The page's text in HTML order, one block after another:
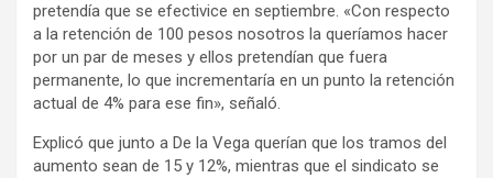
pretendía que se efectivice en septiembre. «Con respecto
a la retención de 100 pesos nosotros la queríamos hacer
por un par de meses y ellos pretendían que fuera
permanente, lo que incrementaría en un punto la retención
actual de 4% para ese fin», señaló.
Explicó que junto a De la Vega querían que los tramos del
aumento sean de 15 y 12%, mientras que el sindicato se